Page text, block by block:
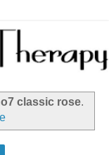
classic rose.